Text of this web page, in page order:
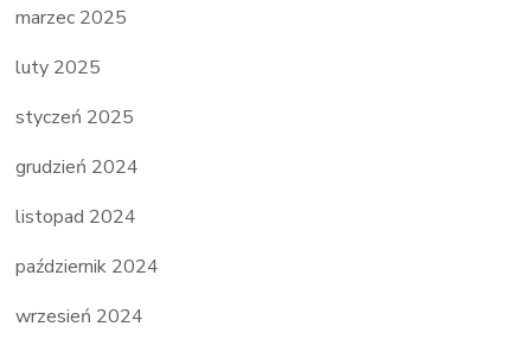
marzec 2025
luty 2025
styczeń 2025
grudzień 2024
listopad 2024
październik 2024
wrzesień 2024